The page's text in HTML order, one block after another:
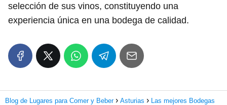
selección de sus vinos, constituyendo una
experiencia única en una bodega de calidad.
Blog de Lugares para Comer y Beber Asturias
Las mejores Bodegas